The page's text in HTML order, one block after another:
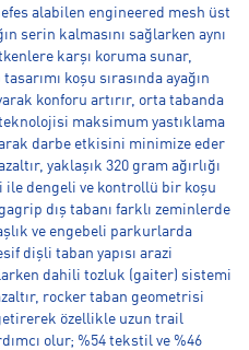
alabilen engineered mesh üst
serin kalmasını sağlarken aynı
karşı koruma sunar,
koşu sırasında ayağın
konforu artırır, orta tabanda
maksimum yastıklama
darbe etkisini minimize eder
yaklaşık 320 gram ağırlığı
dengeli ve kontrollü bir koşu
dış tabanı farklı zeminlerde
ve engebeli parkurlarda
dişli taban yapısı arazi
dahili tozluk (gaiter) sistemi
rocker taban geometrisi
özellikle uzun trail
olur; %54 tekstil ve %46